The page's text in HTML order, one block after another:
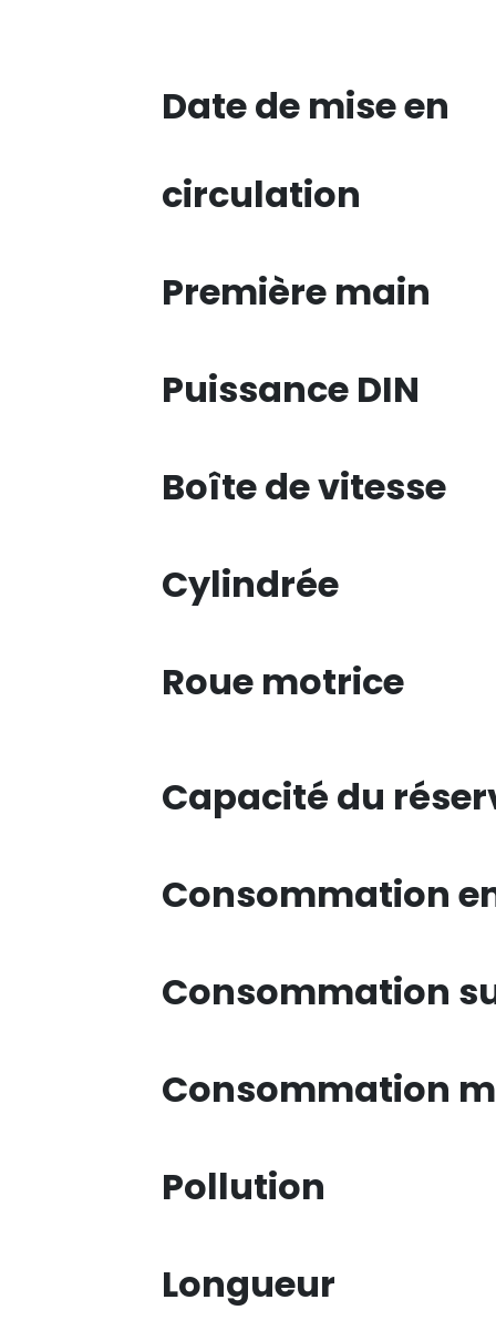
Date de mise en
circulation
Première main
Puissance DIN
Boîte de vitesse
Cylindrée
Roue motrice
Capacité du
Consommation
Consommation
Consommation
Pollution
Longueur